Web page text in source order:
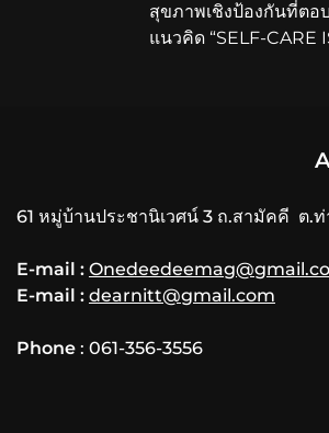
สุขภาพเชิงป้องกันที่ตอ
แนวคิด “SELF-CARE
61 หมู่บ้านประชานิเวศน์ 3 ถ.สามัคคี ต.
E-mail :
E-mail : dearnitt@gmail.com
Phone : 061-356-3556